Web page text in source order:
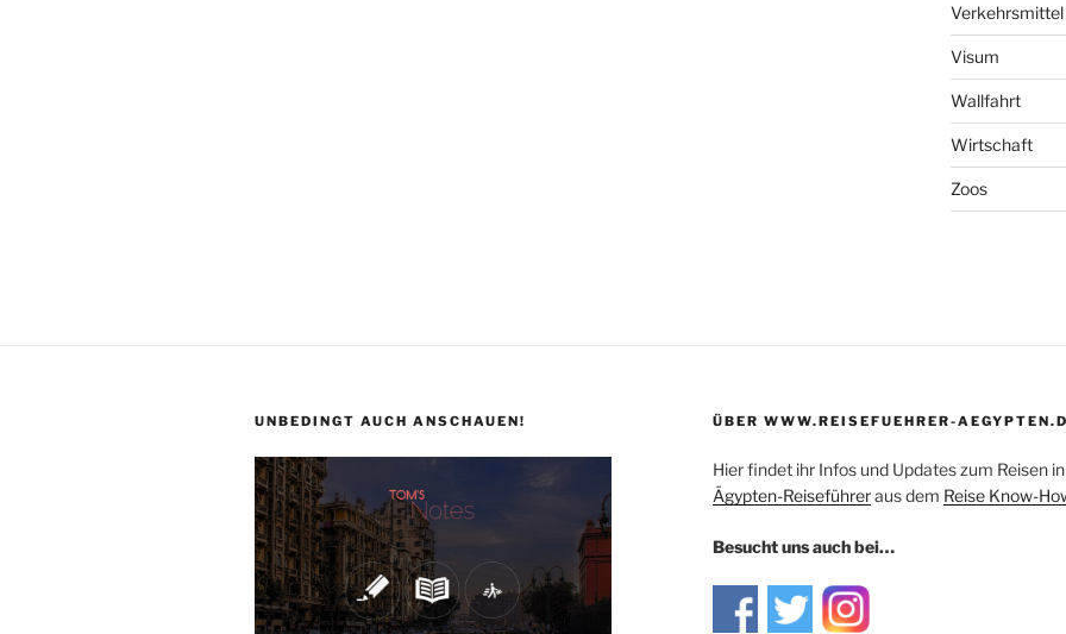
Verkehrsmittel
Visum
Wallfahrt
Wirtschaft
Zoos
UNBEDINGT AUCH ANSCHAUEN! ÜBER WWW.REISEFUEHRER-
Hier findet ihr Infos und Updates zum Reisen
Ägypten-Reiseführeraus dem Reise Know-
Besucht uns auch bei…